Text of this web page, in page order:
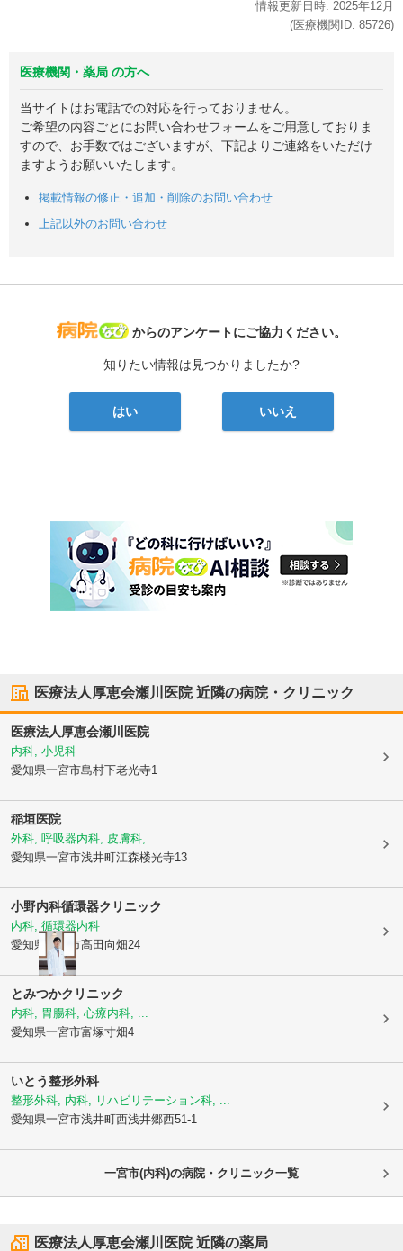
情報更新日時: 2025年12月
(医療機関ID: 85726)
医療機関・薬局 の方へ
当サイトはお電話での対応を行っておりません。
ご希望の内容ごとにお問い合わせフォームをご用意しておりま
すので、お手数ではございますが、下記よりご連絡をいただけ
ますようお願いいたします。
掲載情報の修正・追加・削除のお問い合わせ
上記以外のお問い合わせ
病院なび
からのアンケートにご協力ください。
知りたい情報は見つかりましたか?
はい いいえ
医療法人厚恵会瀬川医院近隣の病院・クリニック
医療法人厚恵会瀬川医院
内科, 小児科
愛知県一宮市島村下老光寺1
稲垣医院
外科, 呼吸器内科, 皮膚科, ...
愛知県一宮市浅井町江森楼光寺13
小野内科循環器クリニック
内科, 循環器内科
愛知県一宮市高田向畑24
とみつかクリニック
内科, 胃腸科, 心療内科, ...
愛知県一宮市富塚寸畑4
いとう整形外科
整形外科, 内科, リハビリテーション科, ...
愛知県一宮市浅井町西浅井郷西51-1
一宮市(内科)の病院・クリニック一覧
医療法人厚恵会瀬川医院近隣の薬局